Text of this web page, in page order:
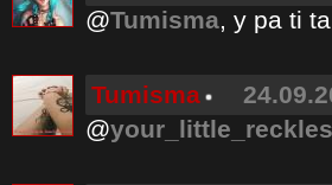
@Tumisma, y pa ti
Tumisma
@